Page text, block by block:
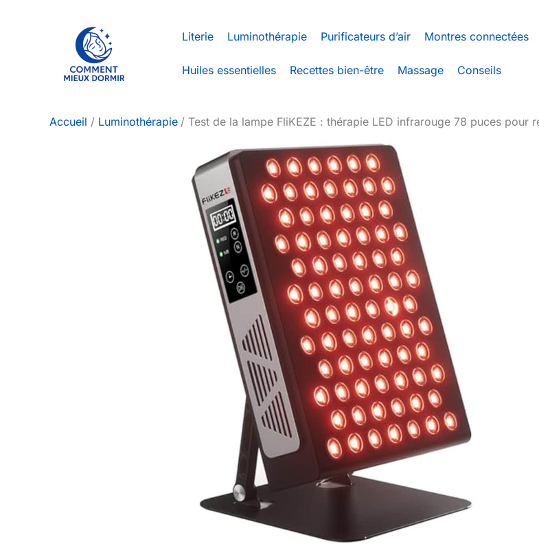
Literie Luminothérapie Purificateurs d’air Montres connectées
Huiles essentielles Recettes bien-être Massage Conseils
Accueil Luminothérapie Test de la lampe FliKEZE : thérapie LED infrarouge 78 puces pour